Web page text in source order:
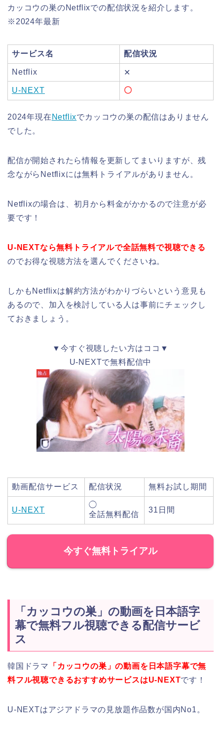
カッコウの巣のNetflixでの配信状況を紹介します。
※2024年最新
サービス名 配信状況
Netflix ✕
U-NEXT 〇
2024年現在 Netflixでカッコウの巣の配信はありません
でした。
配信が開始されたら情報を更新してまいりますが、残
念ながらNetflixには無料トライアルがありません。
Netflixの場合は、初月から料金がかかるので注意が必
要です！
U-NEXTなら無料トライアルで全話無料で視聴できる
のでお得な視聴方法を選んでくださいね。
しかもNetflixは解約方法がわかりづらいという意見も
あるので、加入を検討している人は事前にチェックし
ておきましょう。
▼今すぐ視聴したい方はココ▼
U-NEXTで無料配信中
動画配信サービス 配信状況 無料お試し期間
U-NEXT
◯
全話無料配信
31日間
今すぐ無料トライアル
「カッコウの巣」の動画を日本語字
幕で無料フル視聴できる配信サービ
ス
韓国ドラマ
「カッコウの巣」の動画を日本語字幕で無
料フル視聴できるおすすめサービスはU-NEXTです！
U-NEXTはアジアドラマの見放題作品数が国内No1。